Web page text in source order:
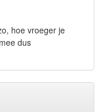
hoe vroeger je
dus